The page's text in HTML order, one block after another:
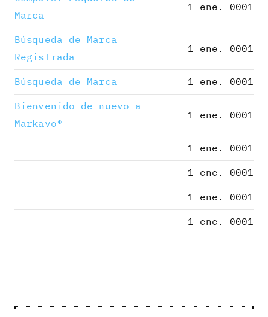
Marca
1 ene. 0001
Búsqueda de Marca
Registrada
1 ene. 0001
Búsqueda de Marca 1 ene. 0001
Bienvenido de nuevo a
Markavo®
1 ene. 0001
1 ene. 0001
1 ene. 0001
1 ene. 0001
1 ene. 0001